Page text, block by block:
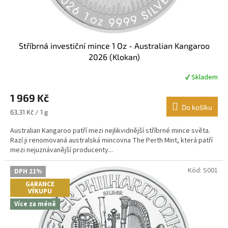
Stříbrná investiční mince 1 Oz - Australian Kangaroo
2026 (Klokan)
produktu
je
5,0
z
5
hvězdiček.
✔ Skladem
1 969 Kč
Měrná
63,31 Kč / 1 g
Do košíku
Australian Kangaroo patří mezi nejlikvidnější stříbrné mince světa.
Razí ji renomovaná australská mincovna The Perth Mint, která patří
mezi nejuznávanější producenty...
DPH 21%
GARANCE
VÝKUPU
Více za méně
Kód: S001